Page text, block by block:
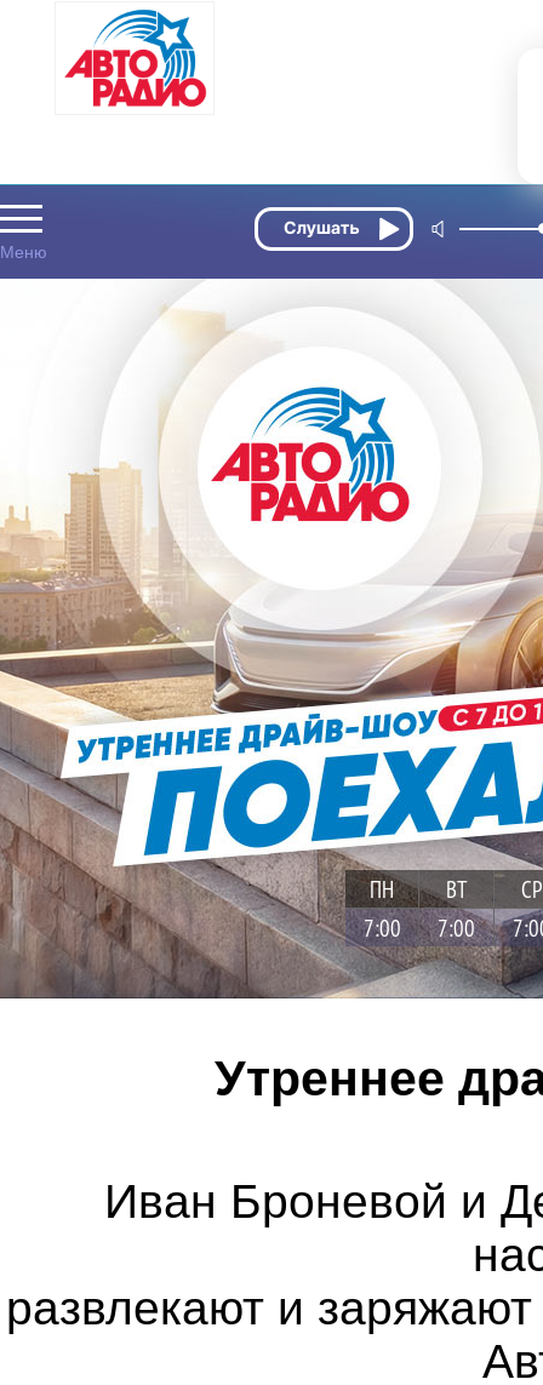
ПН ВТ
СР
7:00
7:00
Утреннее
Иван Броневой и
развлекают и